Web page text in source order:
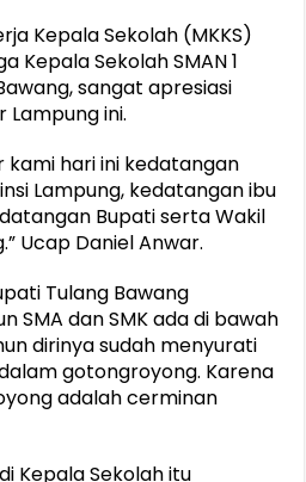
Kepala Sekolah (MKKS)
Kepala Sekolah SMAN 1
sangat apresiasi
ini.
kami hari ini kedatangan
Lampung, kedatangan ibu
Bupati serta Wakil
Ucap Daniel Anwar.
Tulang Bawang
SMA dan SMK ada di bawah
dirinya sudah menyurati
gotongroyong. Karena
adalah cerminan
Kepala Sekolah itu